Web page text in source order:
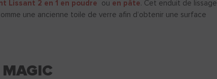
Lissant 2 en 1 en poudre ou en pâte. Cet enduit de lissage
une ancienne toile de verre afin d’obtenir une surface